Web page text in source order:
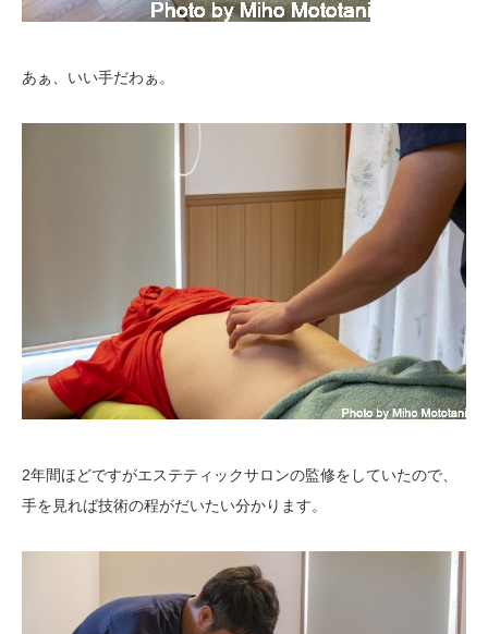
あぁ、いい手だわぁ。
2年間ほどですがエステティックサロンの監修をしていたので、
手を見れば技術の程がだいたい分かります。